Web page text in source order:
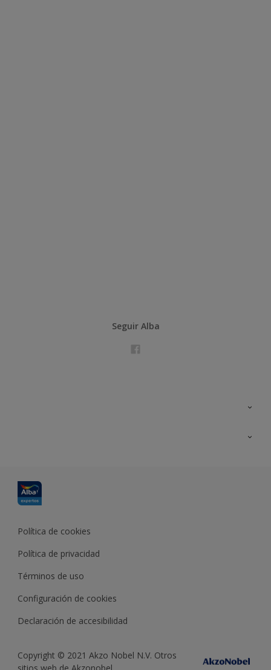
Seguir Alba
Política de cookies
Política de privacidad
Términos de uso
Configuración de cookies
Declaración de accesibilidad
Copyright © 2021 Akzo Nobel N.V. Otros
sitios web de Akzonobel